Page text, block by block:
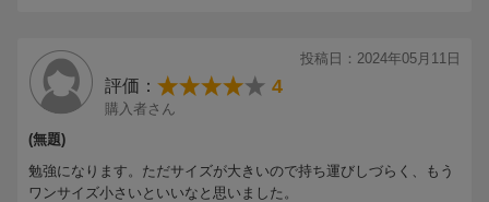
ーズを利用するのが最良だと思います。
投稿日：2024年05月11日
評価： 4
購入者さん
(無題)
勉強になります。ただサイズが大きいので持ち運びしづらく、もう
ワンサイズ小さいといいなと思いました。